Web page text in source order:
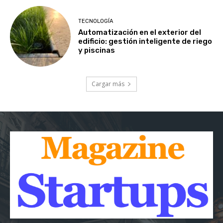
TECNOLOGÍA
Automatización en el exterior del
edificio: gestión inteligente de riego
y piscinas
Cargar más